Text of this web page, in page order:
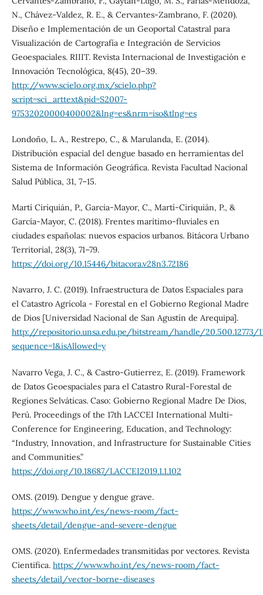
N., Chávez-Valdez, R. E., & Cervantes-Zambrano, F. (2020).
Diseño e Implementación de un Geoportal Catastral para
Visualización de Cartografía e Integración de Servicios
Geoespaciales. RIIIT. Revista Internacional de Investigación e
Innovación Tecnológica, 8(45), 20–39.
http://www.scielo.org.mx/scielo.php?
script=sci_arttext&pid=S2007-
97532020000400002&lng=es&nrm=iso&tlng=es
Londoño, L. A., Restrepo, C., & Marulanda, E. (2014).
Distribución espacial del dengue basado en herramientas del
Sistema de Información Geográfica. Revista Facultad Nacional
Salud Pública, 31, 7–15.
Martí Ciriquián, P., Garcia-Mayor, C., Martí-Ciriquián, P., &
García-Mayor, C. (2018). Frentes marítimo-fluviales en
ciudades españolas: nuevos espacios urbanos. Bitácora Urbano
Territorial, 28(3), 71–79.
https://doi.org/10.15446/bitacora.v28n3.72186
Navarro, J. C. (2019). Infraestructura de Datos Espaciales para
el Catastro Agrícola - Forestal en el Gobierno Regional Madre
de Dios [Universidad Nacional de San Agustín de Arequipa].
http://repositorio.unsa.edu.pe/bitstream/handle/20.500.12773/
sequence=1&isAllowed=y
Navarro Vega, J. C., & Castro-Gutierrez, E. (2019). Framework
de Datos Geoespaciales para el Catastro Rural-Forestal de
Regiones Selváticas. Caso: Gobierno Regional Madre De Dios,
Perú. Proceedings of the 17th LACCEI International Multi-
Conference for Engineering, Education, and Technology:
“Industry, Innovation, and Infrastructure for Sustainable Cities
and Communities.”
https://doi.org/10.18687/LACCEI2019.1.1.102
OMS. (2019). Dengue y dengue grave.
https://www.who.int/es/news-room/fact-
sheets/detail/dengue-and-severe-dengue
OMS. (2020). Enfermedades transmitidas por vectores. Revista
Cientifica. https://www.who.int/es/news-room/fact-
sheets/detail/vector-borne-diseases